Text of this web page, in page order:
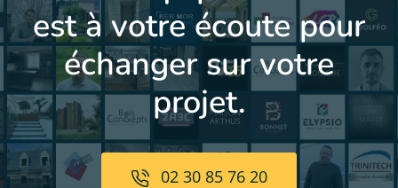
est à votre écoute pour
échanger sur votre
projet.
02 30 85 76 20